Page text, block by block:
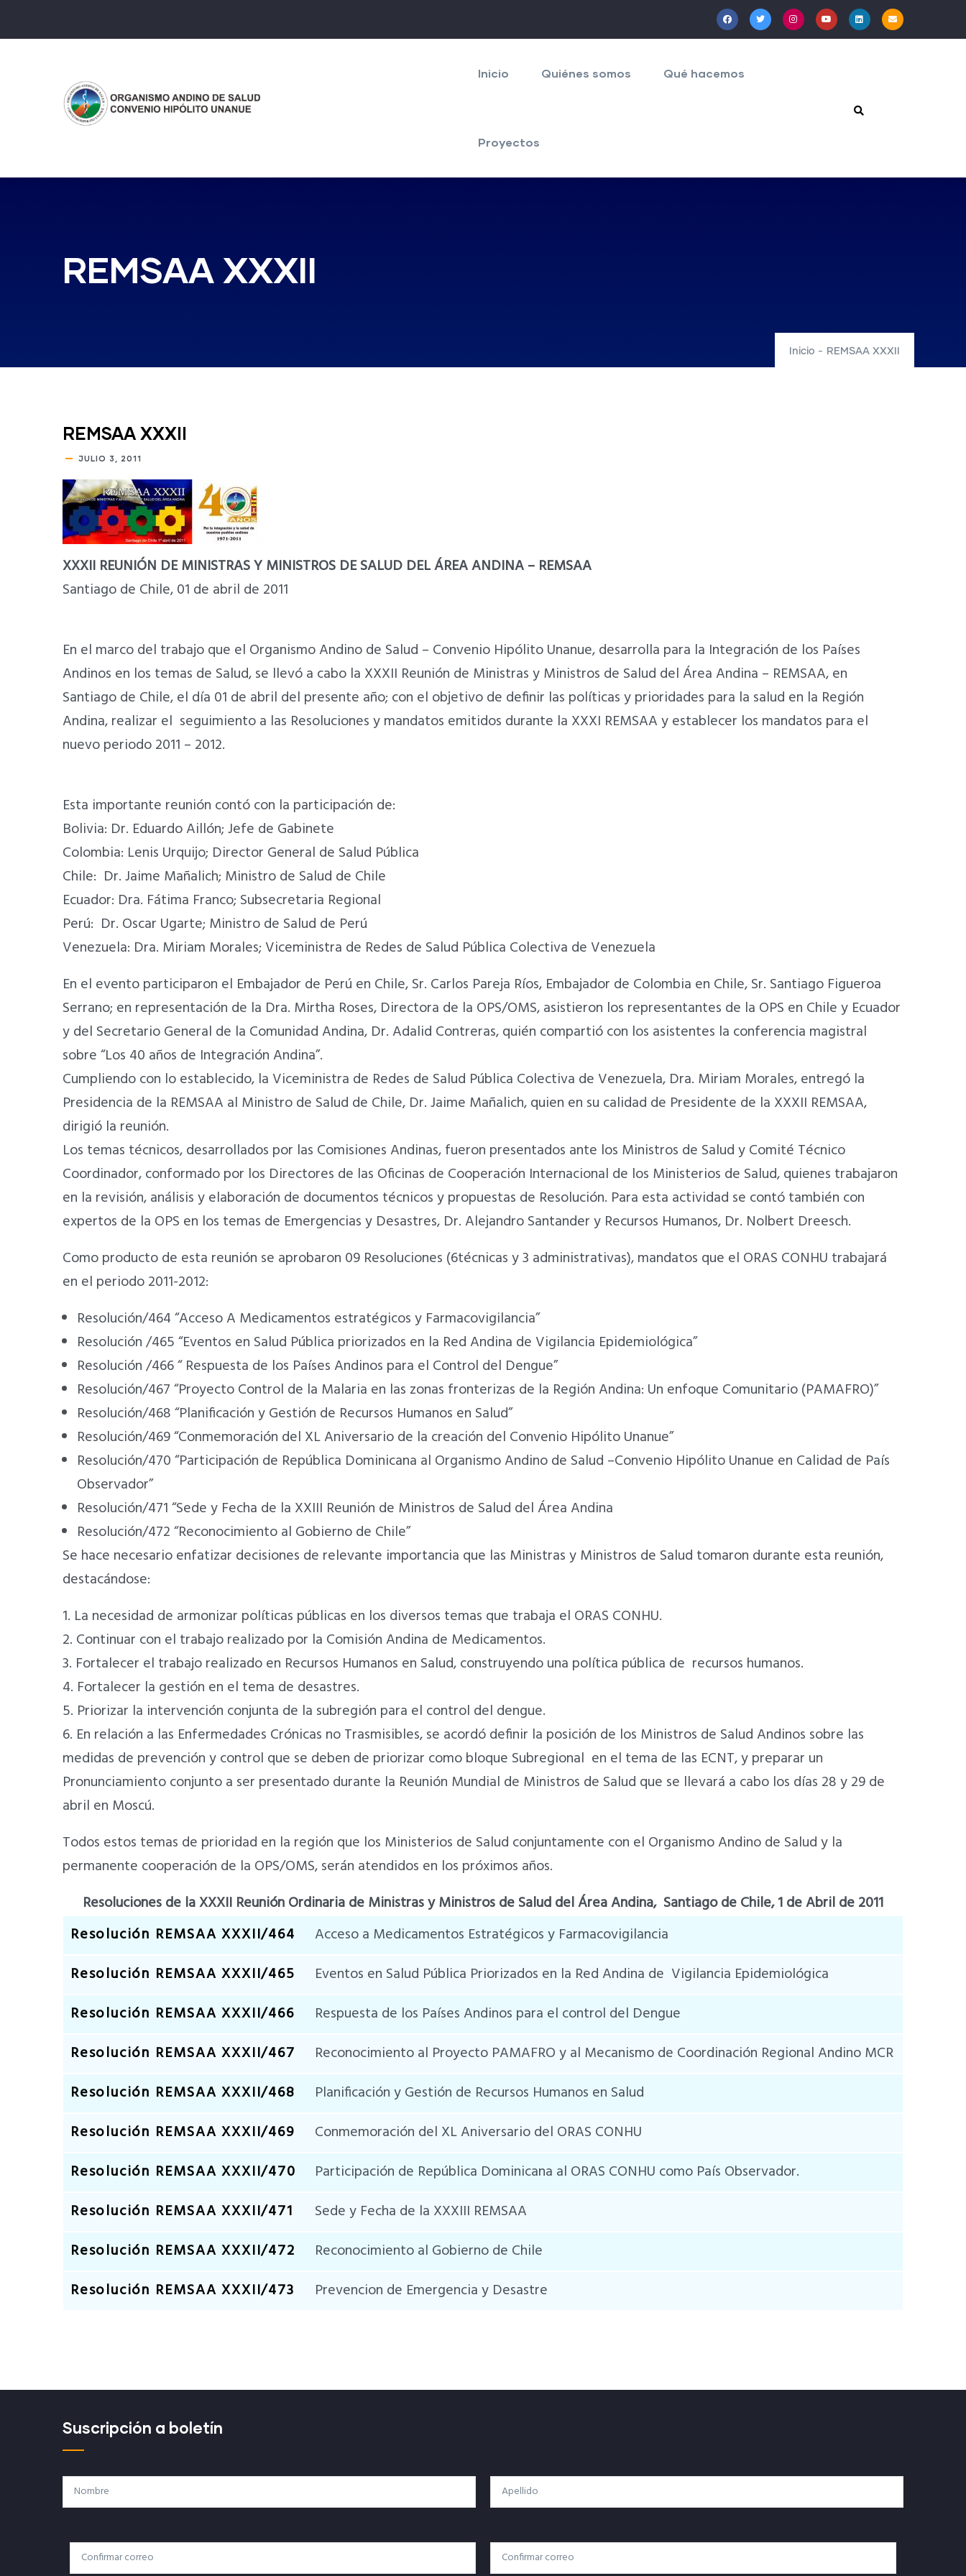
al
principal
Inicio Quiénes somos Qué hacemos
Proyectos
REMSAA XXXII
Inicio - REMSAA XXXII
REMSAA XXXII
JULIO 3, 2011
XXXII REUNIÓN DE MINISTRAS Y MINISTROS DE SALUD DEL ÁREA ANDINA – REMSAA
Santiago de Chile, 01 de abril de 2011
En el marco del trabajo que el Organismo Andino de Salud – Convenio Hipólito Unanue, desarrolla para la Integración de los Países
Andinos en los temas de Salud, se llevó a cabo la XXXII Reunión de Ministras y Ministros de Salud del Área Andina – REMSAA, en
Santiago de Chile, el día 01 de abril del presente año; con el objetivo de definir las políticas y prioridades para la salud en la Región
Andina, realizar el seguimiento a las Resoluciones y mandatos emitidos durante la XXXI REMSAA y establecer los mandatos para el
nuevo periodo 2011 – 2012.
Esta importante reunión contó con la participación de:
Bolivia: Dr. Eduardo Aillón; Jefe de Gabinete
Colombia: Lenis Urquijo; Director General de Salud Pública
Chile: Dr. Jaime Mañalich; Ministro de Salud de Chile
Ecuador: Dra. Fátima Franco; Subsecretaria Regional
Perú: Dr. Oscar Ugarte; Ministro de Salud de Perú
Venezuela: Dra. Miriam Morales; Viceministra de Redes de Salud Pública Colectiva de Venezuela
En el evento participaron el Embajador de Perú en Chile, Sr. Carlos Pareja Ríos, Embajador de Colombia en Chile, Sr. Santiago Figueroa
Serrano; en representación de la Dra. Mirtha Roses, Directora de la OPS/OMS, asistieron los representantes de la OPS en Chile y Ecuador
y del Secretario General de la Comunidad Andina, Dr. Adalid Contreras, quién compartió con los asistentes la conferencia magistral
sobre “Los 40 años de Integración Andina”.
Cumpliendo con lo establecido, la Viceministra de Redes de Salud Pública Colectiva de Venezuela, Dra. Miriam Morales, entregó la
Presidencia de la REMSAA al Ministro de Salud de Chile, Dr. Jaime Mañalich, quien en su calidad de Presidente de la XXXII REMSAA,
dirigió la reunión.
Los temas técnicos, desarrollados por las Comisiones Andinas, fueron presentados ante los Ministros de Salud y Comité Técnico
Coordinador, conformado por los Directores de las Oficinas de Cooperación Internacional de los Ministerios de Salud, quienes trabajaron
en la revisión, análisis y elaboración de documentos técnicos y propuestas de Resolución. Para esta actividad se contó también con
expertos de la OPS en los temas de Emergencias y Desastres, Dr. Alejandro Santander y Recursos Humanos, Dr. Nolbert Dreesch.
Como producto de esta reunión se aprobaron 09 Resoluciones (6técnicas y 3 administrativas), mandatos que el ORAS CONHU trabajará
en el periodo 2011-2012:
Resolución/464 “Acceso A Medicamentos estratégicos y Farmacovigilancia”
Resolución /465 “Eventos en Salud Pública priorizados en la Red Andina de Vigilancia Epidemiológica”
Resolución /466 “ Respuesta de los Países Andinos para el Control del Dengue”
Resolución/467 “Proyecto Control de la Malaria en las zonas fronterizas de la Región Andina: Un enfoque Comunitario (PAMAFRO)”
Resolución/468 “Planificación y Gestión de Recursos Humanos en Salud”
Resolución/469 “Conmemoración del XL Aniversario de la creación del Convenio Hipólito Unanue”
Resolución/470 “Participación de República Dominicana al Organismo Andino de Salud –Convenio Hipólito Unanue en Calidad de País
Observador”
Resolución/471 “Sede y Fecha de la XXIII Reunión de Ministros de Salud del Área Andina
Resolución/472 “Reconocimiento al Gobierno de Chile”
Se hace necesario enfatizar decisiones de relevante importancia que las Ministras y Ministros de Salud tomaron durante esta reunión,
destacándose:
1. La necesidad de armonizar políticas públicas en los diversos temas que trabaja el ORAS CONHU.
2. Continuar con el trabajo realizado por la Comisión Andina de Medicamentos.
3. Fortalecer el trabajo realizado en Recursos Humanos en Salud, construyendo una política pública de recursos humanos.
4. Fortalecer la gestión en el tema de desastres.
5. Priorizar la intervención conjunta de la subregión para el control del dengue.
6. En relación a las Enfermedades Crónicas no Trasmisibles, se acordó definir la posición de los Ministros de Salud Andinos sobre las
medidas de prevención y control que se deben de priorizar como bloque Subregional en el tema de las ECNT, y preparar un
Pronunciamiento conjunto a ser presentado durante la Reunión Mundial de Ministros de Salud que se llevará a cabo los días 28 y 29 de
abril en Moscú.
Todos estos temas de prioridad en la región que los Ministerios de Salud conjuntamente con el Organismo Andino de Salud y la
permanente cooperación de la OPS/OMS, serán atendidos en los próximos años.
Resoluciones de la XXXII Reunión Ordinaria de Ministras y Ministros de Salud del Área Andina, Santiago de Chile, 1 de Abril de 2011
Resolución REMSAA XXXII/464
Acceso a Medicamentos Estratégicos y Farmacovigilancia
Resolución REMSAA XXXII/465
Eventos en Salud Pública Priorizados en la Red Andina de Vigilancia Epidemiológica
Resolución REMSAA XXXII/466
Respuesta de los Países Andinos para el control del Dengue
Resolución REMSAA XXXII/467
Reconocimiento al Proyecto PAMAFRO y al Mecanismo de Coordinación Regional Andino MCR
Resolución REMSAA XXXII/468
Planificación y Gestión de Recursos Humanos en Salud
Resolución REMSAA XXXII/469
Conmemoración del XL Aniversario del ORAS CONHU
Resolución REMSAA XXXII/470
Participación de República Dominicana al ORAS CONHU como País Observador.
Resolución REMSAA XXXII/471
Sede y Fecha de la XXXIII REMSAA
Resolución REMSAA XXXII/472
Reconocimiento al Gobierno de Chile
Resolución REMSAA XXXII/473
Prevencion de Emergencia y Desastre
Suscripción a boletín
Nombre Apellido
Correo
Correo Electrónico Confirmar Correo